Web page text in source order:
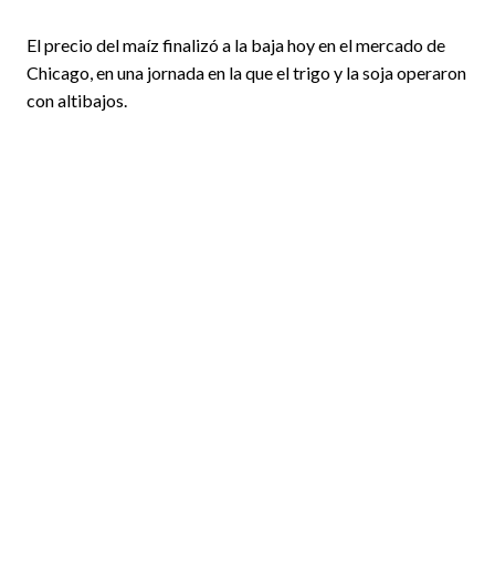
El precio del maíz finalizó a la baja hoy en el mercado de
Chicago, en una jornada en la que el trigo y la soja operaron
con altibajos.